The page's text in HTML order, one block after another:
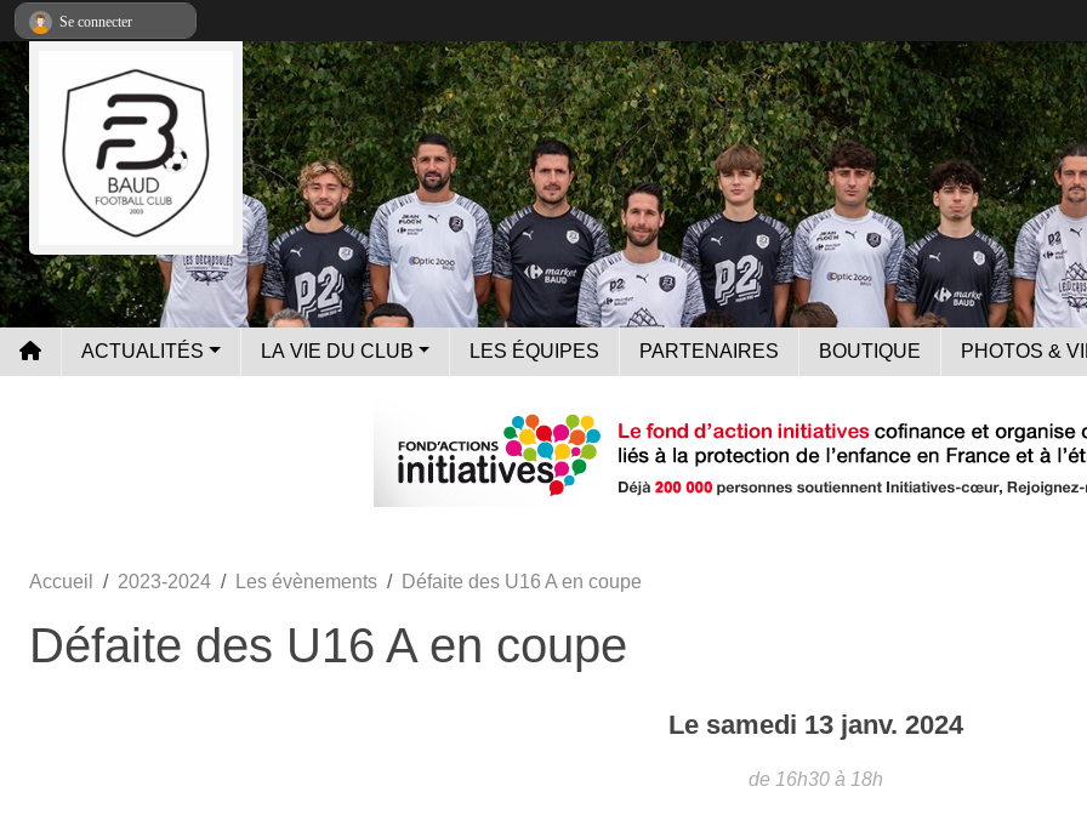
ACTUALITÉS LA VIE DU CLUB LES ÉQUIPES PARTENAIRES BOUTIQUE PHOTOS &
Accueil 2023-2024 Les évènements Défaite des U16 A en coupe
Défaite des U16 A en coupe
Le samedi 13 janv. 2024
de 16h30 à 18h
Se connecter
Panneau de gestion des cookies